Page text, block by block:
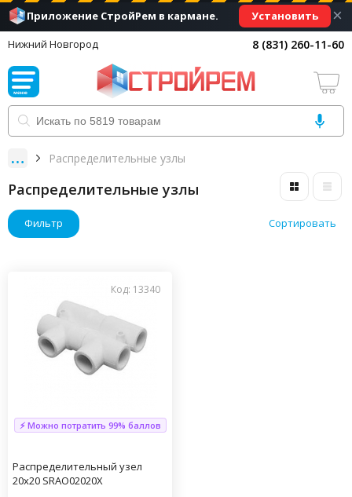
Приложение СтройРем в кармане. Установить ×
Нижний Новгород 8 (831) 260-11-60
Распределительные узлы
Распределительные узлы
Фильтр Сортировать
Код: 13340
⚡ Можно потратить 99% баллов
Распределительный узел
20х20 SRAO02020X